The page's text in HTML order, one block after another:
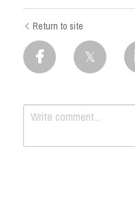
Return to site